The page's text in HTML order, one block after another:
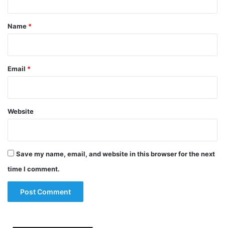
*
Name *
Email *
Website
Save my name, email, and website in this browser for the next
time I comment.